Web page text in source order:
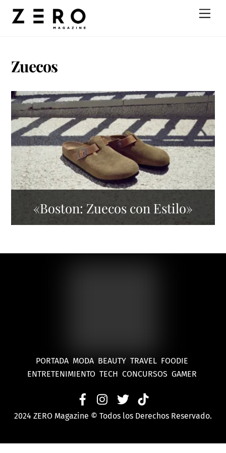
Zuecos
«Boston: Zuecos con Estilo»
PORTADA MODA BEAUTY TRAVEL FOODIE
ENTRETENIMIENTO TECH CONCURSOS GAMER
2024 ZERO Magazine © Todos los Derechos Reservado.